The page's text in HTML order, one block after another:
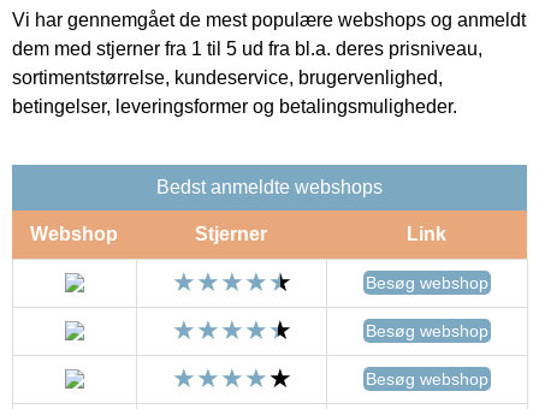
Vi har gennemgået de mest populære webshops og anmeldt
dem med stjerner fra 1 til 5 ud fra bl.a. deres prisniveau,
sortimentstørrelse, kundeservice, brugervenlighed,
betingelser, leveringsformer og betalingsmuligheder.
Bedst anmeldte webshops
Webshop Stjerner Link
Besøg webshop
Besøg webshop
Besøg webshop